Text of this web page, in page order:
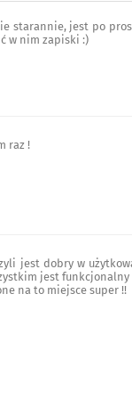
starannie, jest po
w nim zapiski :)
raz !
jest dobry w
jest
na to miejsce super !!